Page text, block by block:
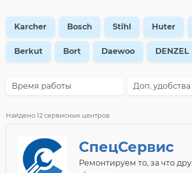
Karcher Bosch Stihl Huter
Berkut Bort Daewoo DENZEL
Время работы Доп. удобства
Найдено 12 сервисных центров
СпецСервис
Ремонтируем то, за что